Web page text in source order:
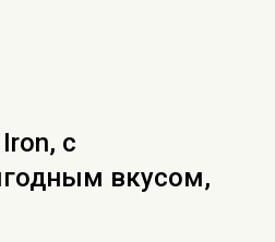
с
вкусом,